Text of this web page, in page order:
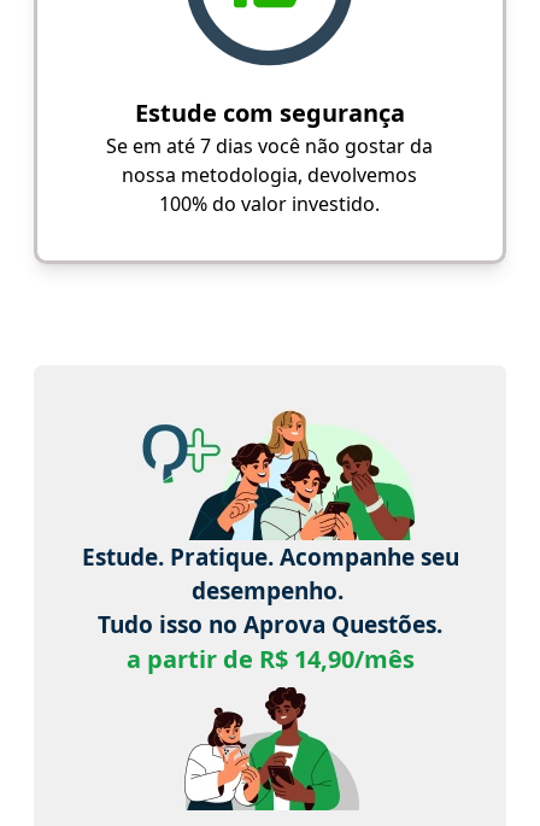
Estude com segurança
Se em até 7 dias você não gostar da
nossa metodologia, devolvemos
100% do valor investido.
Estude. Pratique. Acompanhe seu
desempenho.
Tudo isso no Aprova Questões.
a partir de R$ 14,90/mês